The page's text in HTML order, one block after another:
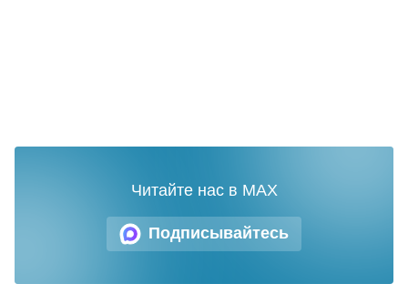
Подписывайтесь
Читайте нас в MAX